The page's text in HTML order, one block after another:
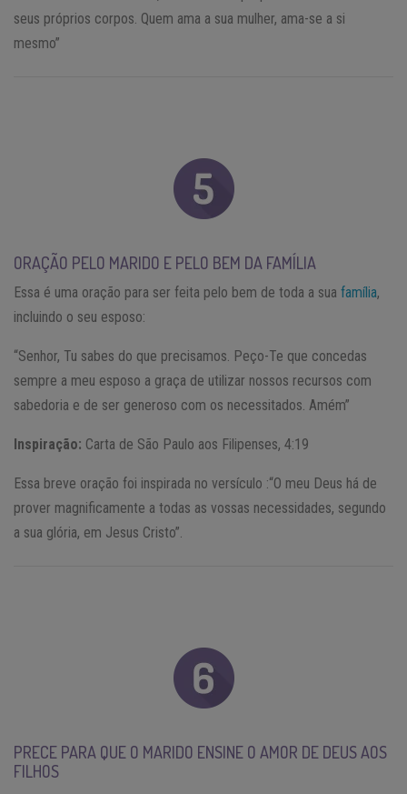
seus próprios corpos. Quem ama a sua mulher, ama-se a si
mesmo”
ORAÇÃO PELO MARIDO E PELO BEM DA FAMÍLIA
Essa é uma oração para ser feita pelo bem de toda a sua família,
incluindo o seu esposo:
“Senhor, Tu sabes do que precisamos. Peço-Te que concedas
sempre a meu esposo a graça de utilizar nossos recursos com
sabedoria e de ser generoso com os necessitados. Amém”
Inspiração: Carta de São Paulo aos Filipenses, 4:19
Essa breve oração foi inspirada no versículo :“O meu Deus há de
prover magnificamente a todas as vossas necessidades, segundo
a sua glória, em Jesus Cristo”.
PRECE PARA QUE O MARIDO ENSINE O AMOR DE DEUS AOS
FILHOS